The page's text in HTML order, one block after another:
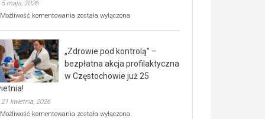
5 maja, 2026
Możliwość komentowania Rusza
rehabilitacji
dla
seniorów!
została wyłączona
„Zdrowie pod kontrolą” –
bezpłatna akcja profilaktyczna
w Częstochowie już 25
21 kwietnia, 2026
Możliwość komentowania „Zdrowie
została wyłączona